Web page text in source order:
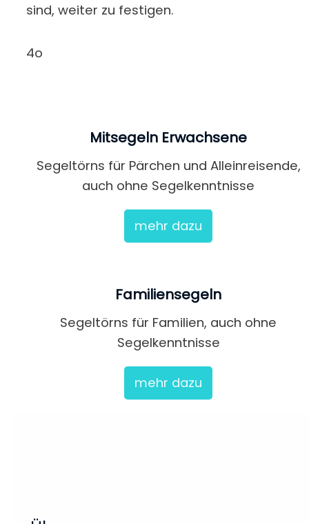
sind, weiter zu festigen.
4o
Mitsegeln Erwachsene
Segeltörns für Pärchen und Alleinreisende,
auch ohne Segelkenntnisse
mehr dazu
Familiensegeln
Segeltörns für Familien, auch ohne
Segelkenntnisse
mehr dazu